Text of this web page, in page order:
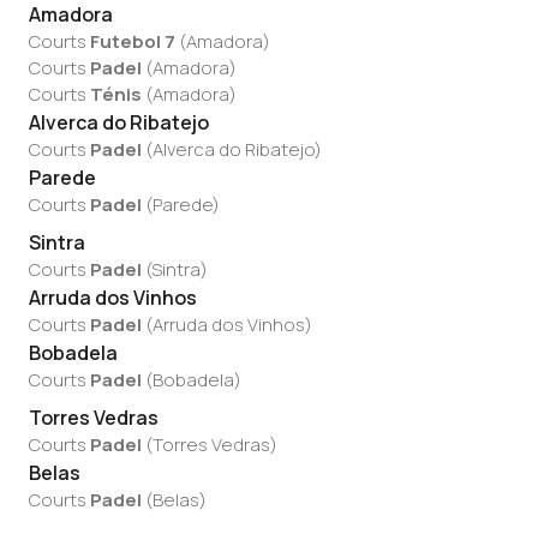
Amadora
Courts Futebol 7 (Amadora)
Courts Padel (Amadora)
Courts Ténis (Amadora)
Alverca do Ribatejo
Courts Padel (Alverca do Ribatejo)
Parede
Courts Padel (Parede)
Sintra
Courts Padel (Sintra)
Arruda dos Vinhos
Courts Padel (Arruda dos Vinhos)
Bobadela
Courts Padel (Bobadela)
Torres Vedras
Courts Padel (Torres Vedras)
Belas
Courts Padel (Belas)